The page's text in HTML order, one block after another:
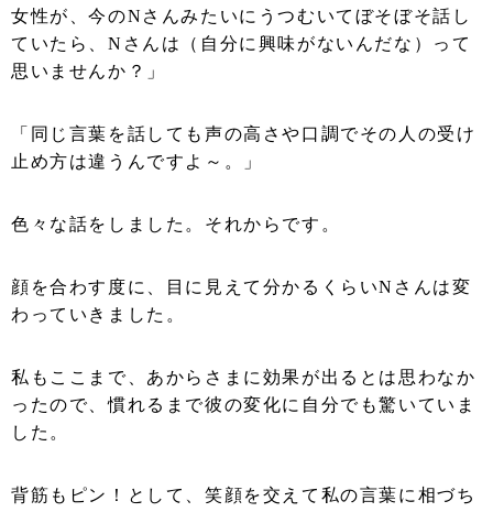
女性が、今のN さんみたいにうつむいてぼそぼそ話し
ていたら、 N さんは（自分に興味がないんだな）って
思いませんか？」
「同じ言葉を話しても声の高さや口調でその人の受け
止め方は違うんですよ～。」
色々な話をしました。 それからです。
顔を合わす度に、目に見えて分かるくらいN さんは変
わっていきました。
私もここまで、あからさまに効果が出るとは思わなか
ったので、慣れるまで彼の変化に自分でも驚いていま
した。
背筋もピン！として、笑顔を交えて私の言葉に相づち